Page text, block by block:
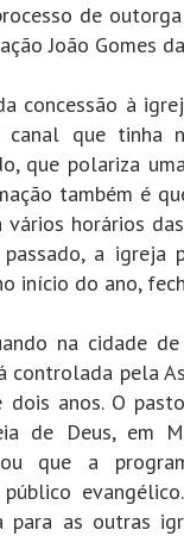
de
João Gomes
concessão à
canal que tinha
que polariza
também é
vários horários
a igreja
início do ano,
na cidade
controlada pela
anos. O
de Deus, em
que a
as outras